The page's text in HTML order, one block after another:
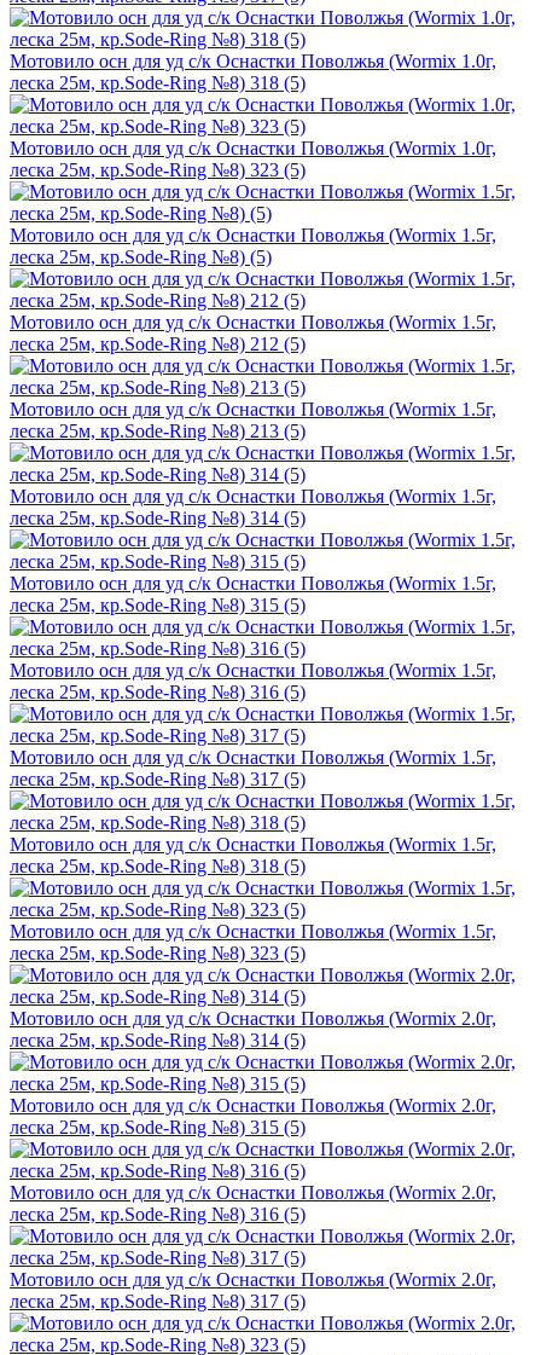
Мотовило осн для уд с/к Оснастки Поволжья (Wormix 1.0г,
леска 25м, кр.Sode-Ring №8) 318 (5)
Мотовило осн для уд с/к Оснастки Поволжья (Wormix 1.0г,
леска 25м, кр.Sode-Ring №8) 323 (5)
Мотовило осн для уд с/к Оснастки Поволжья (Wormix 1.5г,
леска 25м, кр.Sode-Ring №8) (5)
Мотовило осн для уд с/к Оснастки Поволжья (Wormix 1.5г,
леска 25м, кр.Sode-Ring №8) 212 (5)
Мотовило осн для уд с/к Оснастки Поволжья (Wormix 1.5г,
леска 25м, кр.Sode-Ring №8) 213 (5)
Мотовило осн для уд с/к Оснастки Поволжья (Wormix 1.5г,
леска 25м, кр.Sode-Ring №8) 314 (5)
Мотовило осн для уд с/к Оснастки Поволжья (Wormix 1.5г,
леска 25м, кр.Sode-Ring №8) 315 (5)
Мотовило осн для уд с/к Оснастки Поволжья (Wormix 1.5г,
леска 25м, кр.Sode-Ring №8) 316 (5)
Мотовило осн для уд с/к Оснастки Поволжья (Wormix 1.5г,
леска 25м, кр.Sode-Ring №8) 317 (5)
Мотовило осн для уд с/к Оснастки Поволжья (Wormix 1.5г,
леска 25м, кр.Sode-Ring №8) 318 (5)
Мотовило осн для уд с/к Оснастки Поволжья (Wormix 1.5г,
леска 25м, кр.Sode-Ring №8) 323 (5)
Мотовило осн для уд с/к Оснастки Поволжья (Wormix 2.0г,
леска 25м, кр.Sode-Ring №8) 314 (5)
Мотовило осн для уд с/к Оснастки Поволжья (Wormix 2.0г,
леска 25м, кр.Sode-Ring №8) 315 (5)
Мотовило осн для уд с/к Оснастки Поволжья (Wormix 2.0г,
леска 25м, кр.Sode-Ring №8) 316 (5)
Мотовило осн для уд с/к Оснастки Поволжья (Wormix 2.0г,
леска 25м, кр.Sode-Ring №8) 317 (5)